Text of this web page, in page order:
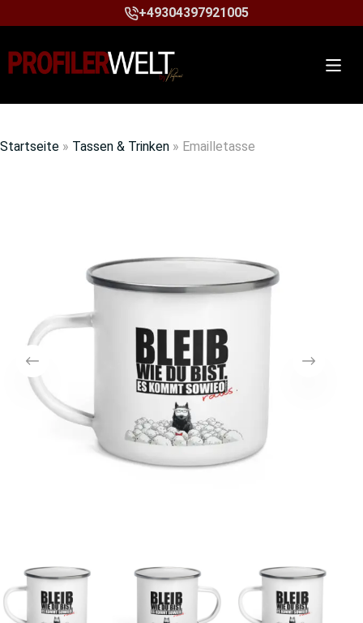
+49304397921005
Startseite » Tassen & Trinken » Emailletasse